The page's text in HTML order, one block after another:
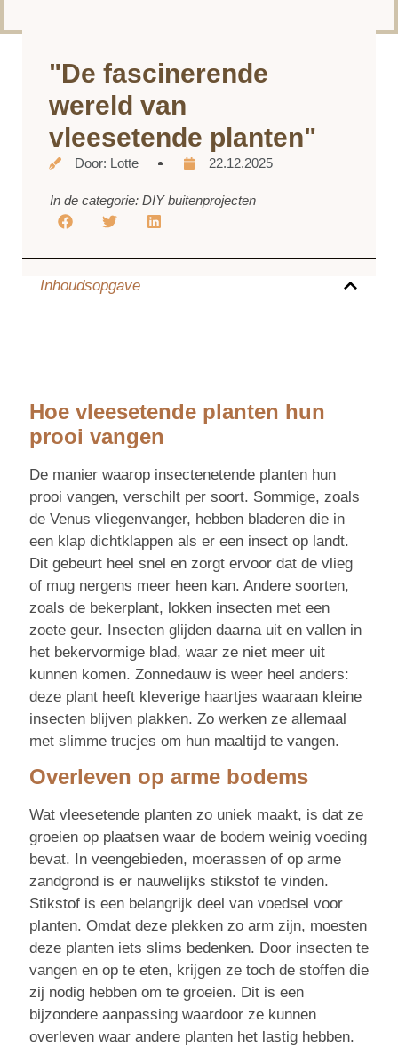
"De fascinerende
wereld van
vleesetende planten"
Door: Lotte 22.12.2025
In de categorie: DIY buitenprojecten
Inhoudsopgave
Hoe vleesetende planten hun
prooi vangen
De manier waarop insectenetende planten hun
prooi vangen, verschilt per soort. Sommige, zoals
de Venus vliegenvanger, hebben bladeren die in
een klap dichtklappen als er een insect op landt.
Dit gebeurt heel snel en zorgt ervoor dat de vlieg
of mug nergens meer heen kan. Andere soorten,
zoals de bekerplant, lokken insecten met een
zoete geur. Insecten glijden daarna uit en vallen in
het bekervormige blad, waar ze niet meer uit
kunnen komen. Zonnedauw is weer heel anders:
deze plant heeft kleverige haartjes waaraan kleine
insecten blijven plakken. Zo werken ze allemaal
met slimme trucjes om hun maaltijd te vangen.
Overleven op arme bodems
Wat vleesetende planten zo uniek maakt, is dat ze
groeien op plaatsen waar de bodem weinig voeding
bevat. In veengebieden, moerassen of op arme
zandgrond is er nauwelijks stikstof te vinden.
Stikstof is een belangrijk deel van voedsel voor
planten. Omdat deze plekken zo arm zijn, moesten
deze planten iets slims bedenken. Door insecten te
vangen en op te eten, krijgen ze toch de stoffen die
zij nodig hebben om te groeien. Dit is een
bijzondere aanpassing waardoor ze kunnen
overleven waar andere planten het lastig hebben.